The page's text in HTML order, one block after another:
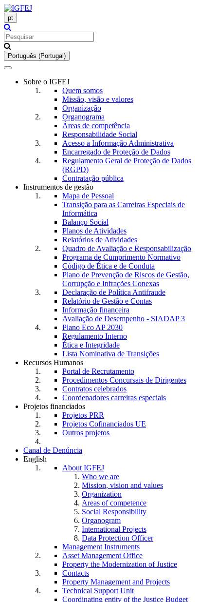
pt
Português (Portugal)
Toggle
navigationSobre o IGFEJ
Quem somos
Missão, visão e valores
Organização
Organograma
Áreas de competência
Responsabilidade Social
Acesso a Informação Administrativa
Encarregado de Proteção de Dados
Regulamento Geral de Proteção de Dados
(RGPD)
Contratação pública
Instrumentos de gestão
Mapa de Pessoal
Transição para as Carreiras Especiais de
Informática
Balanço Social
Planos de Atividades
Relatórios de Atividades
Quadro de Avaliação e Responsabilização
Programa de Cumprimento Normativo
Código de Ética e de Conduta
Plano de Prevenção de Riscos de Gestão,
Corrupção e Infrações Conexas
Declaração de Política Antifraude
Relatório de Gestão e Contas
Informação financeira
Avaliação de Desempenho - SIADAP 3
Plano Eco AP 2030
Regulamento Interno
Ética e Integridade
Lista Nominativa de Transições
Recursos Humanos
Portal de Recrutamento
Procedimentos Concursais de Dirigentes
Contratos celebrados
Coordenadores carreiras especiais
Projetos financiados
Projetos PRR
Projetos Cofinanciados UE
Outros projetos
Canal de Denúncia
English
About IGFEJ
Who we are
Mission, vision and values
Organization
Areas of competence
Social Responsibility
Organogram
International Projects
Data Protection Officer
Management Instruments
Asset Management Office
Property the Modernization of Justice
Contacts
Property Management and Projects
Technical Support Unit
Coordinating entity of the Justice Budget